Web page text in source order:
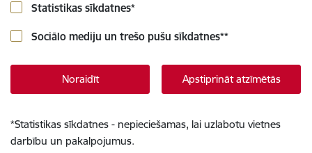
Statistikas sīkdatnes*
Sociālo mediju un trešo pušu sīkdatnes**
Noraidīt Apstiprināt atzīmētās
*Statistikas sīkdatnes - nepieciešamas, lai uzlabotu vietnes
darbību un pakalpojumus.